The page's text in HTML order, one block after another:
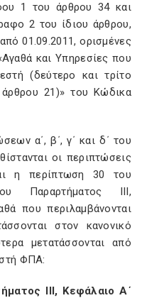
1 του άρθρου 34 και
2 του ίδιου άρθρου,
01.09.2011, ορισμένες
και Υπηρεσίες που
(δεύτερο και τρίτο
21)» του Κώδικα
α΄, β΄, γ΄ και δ΄ του
οι περιπτώσεις
η περίπτωση 30 του
Παραρτήματος ΙΙΙ,
που περιλαμβάνονται
στον κανονικό
μετατάσσονται από
ΦΠΑ:
ΙΙΙ, Κεφάλαιο Α΄